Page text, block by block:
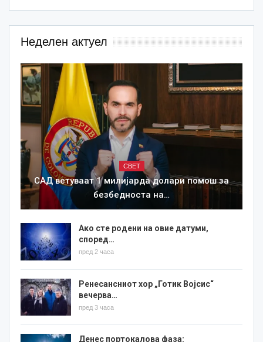
Неделен актуел
СВЕТ
САД ветуваат 1 милијарда долари помош за
безбедноста на…
Ако сте родени на овие датуми,
според…
пред 2 часа
Ренесансниот хор „Готик Војсис“
вечерва…
пред 3 часа
Денес портокалова фаза: